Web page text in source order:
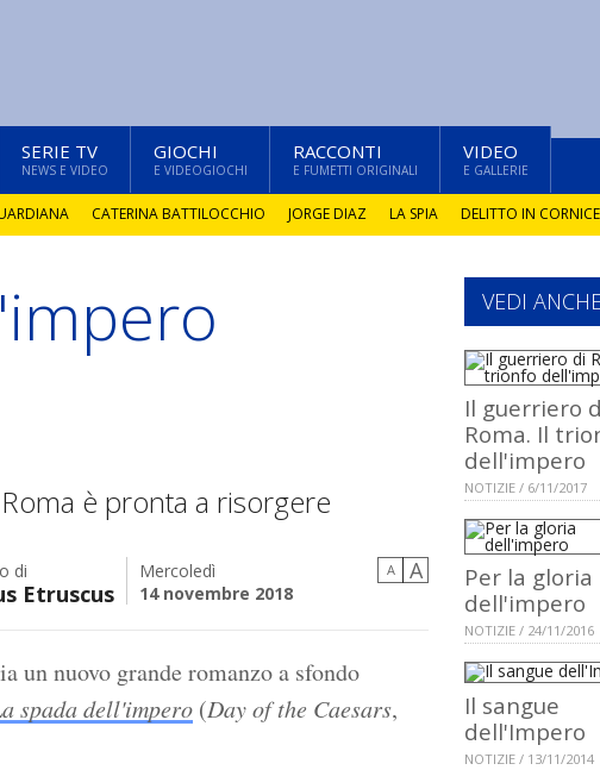
SERIE TV
NEWS E VIDEO
GIOCHI
E VIDEOGIOCHI
RACCONTI
E FUMETTI ORIGINALI
VIDEO
E GALLERIE
CATERINA BATTILOCCHIO JORGE DIAZ LA SPIA DELITTO IN CORNICE
è pronta a risorgere
di
Etruscus
Mercoledì
14 novembre 2018
A A
un nuovo grande romanzo a sfondo
spada dell'impero (Day of the Caesars,
VEDI ANCHE
Il guerriero
Roma. Il
dell'impero
NOTIZIE / 6/11/2017
Per la gloria
dell'impero
NOTIZIE / 24/11/2016
Il sangue
dell'Impero
NOTIZIE / 13/11/2014